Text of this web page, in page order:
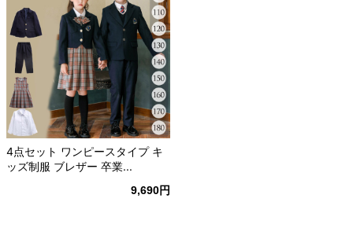
4点セット ワンピースタイプ キ
ッズ制服 ブレザー 卒業...
9,690円